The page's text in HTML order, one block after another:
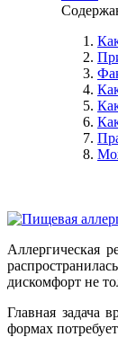
Аллергическая
дискомфорт не
Главная задача
формах